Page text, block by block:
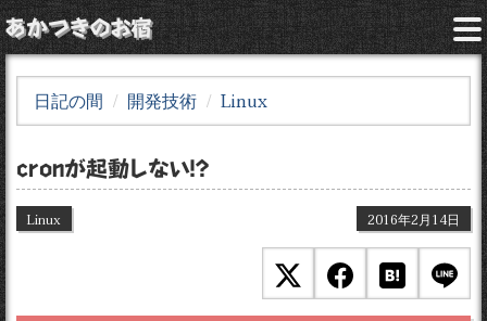
あかつきのお宿
日記の間 開発技術 Linux
cronが起動しない！？
Linux 2016年2月14日